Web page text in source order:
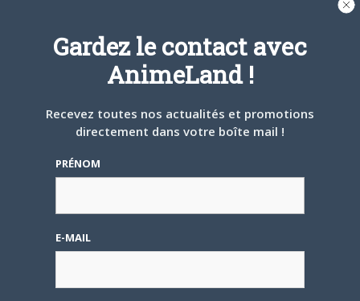
Se souvenir de moi
Gardez le contact avec
AnimeLand !
Recevez toutes nos actualités et promotions
directement dans votre boîte mail !
PRÉNOM
E-MAIL